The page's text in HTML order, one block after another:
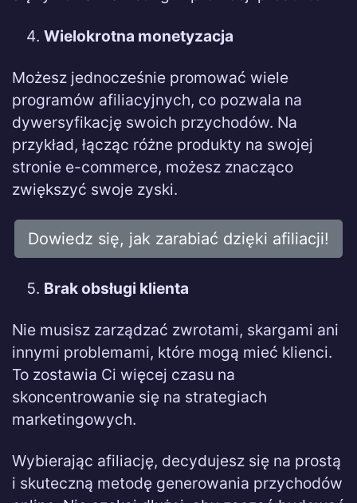
Wielokrotna monetyzacja
Możesz jednocześnie promować wiele
programów afiliacyjnych, co pozwala na
dywersyfikację swoich przychodów. Na
przykład, łącząc różne produkty na swojej
stronie e-commerce, możesz znacząco
zwiększyć swoje zyski.
Dowiedz się, jak zarabiać dzięki afiliacji!
Brak obsługi klienta
Nie musisz zarządzać zwrotami, skargami ani
innymi problemami, które mogą mieć klienci.
To zostawia Ci więcej czasu na
skoncentrowanie się na strategiach
marketingowych.
Wybierając afiliację, decydujesz się na prostą
i skuteczną metodę generowania przychodów